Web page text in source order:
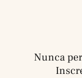
Nunca